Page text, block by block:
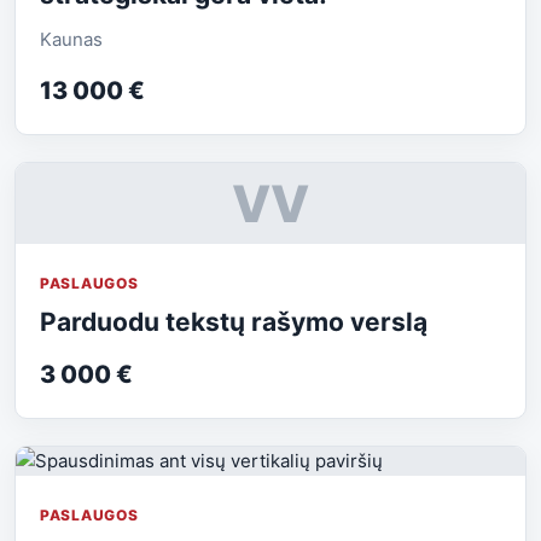
Kaunas
13 000 €
VV
PASLAUGOS
Parduodu tekstų rašymo verslą
3 000 €
PASLAUGOS